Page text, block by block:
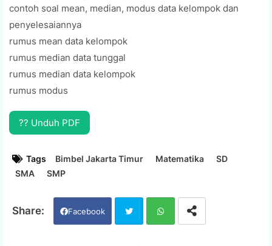
contoh soal mean, median, modus data kelompok dan
penyelesaiannya
rumus mean data kelompok
rumus median data tunggal
rumus median data kelompok
rumus modus
?? Unduh PDF
Tags Bimbel Jakarta Timur Matematika
SD
SMA
SMP
Facebook